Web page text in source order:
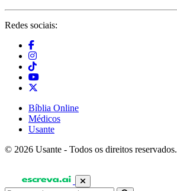
Redes sociais:
Bíblia Online
Médicos
Usante
© 2026 Usante - Todos os direitos reservados.